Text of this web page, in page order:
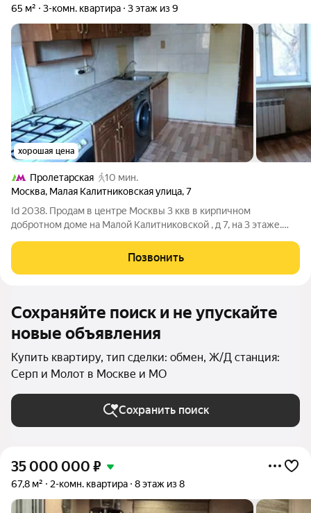
65 м² 3-комн. квартира 3 этаж из 9
хорошая цена
Пролетарская
10 мин.
Москва, Малая Калитниковская улица,7
Id 2038. Продам в центре Москвы 3 ккв в кирпичном
добротном доме на Малой Калитниковской , д 7, на 3 этаже.
раздельным санузлом, с 2 балконами, с окнами на разные
стороны света. Приватизация более 3 лет,
Позвонить
Сохраняйте поиск и не упускайте
новые объявления
Купить квартиру, тип сделки: обмен, Ж/Д станция:
Серп и Молот в Москве и МО
Сохранить поиск
35 000 000 ₽
67,8 м² 2-комн. квартира 8 этаж из 8